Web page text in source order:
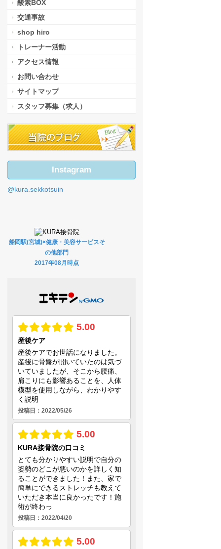
酸素BOX
交通事故
shop hiro
トレーナー活動
アクセス情報
お問い合わせ
サイトマップ
スタッフ募集（求人）
Instagram
@kura.sekkotsuin
船岡駅(宮城)×健康・美容サービスそ
の他部門
2017年08月時点